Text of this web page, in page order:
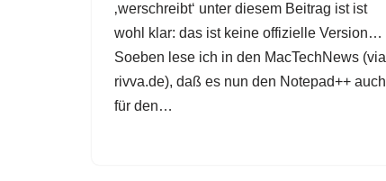
‚werschreibt‘ unter diesem Beitrag ist ist
wohl klar: das ist keine offizielle Version…
Soeben lese ich in den MacTechNews (via
rivva.de), daß es nun den Notepad++ auch
für den…